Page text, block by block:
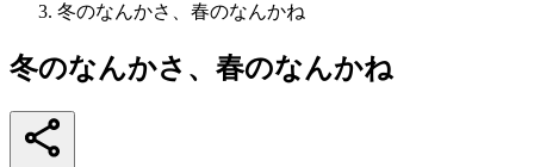
冬のなんかさ、春のなんかね
冬のなんかさ、春のなんかね